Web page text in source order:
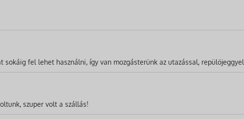
sokáig fel lehet használni, így van mozgásterünk az utazással, repülőjeggyel.
szuper volt a szállás!